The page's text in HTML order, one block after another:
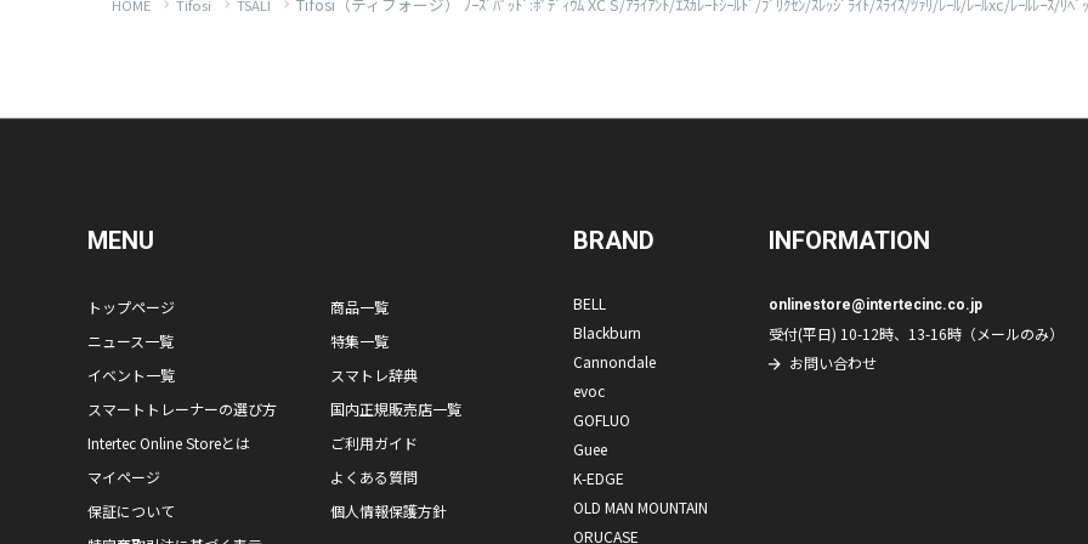
HOME Tifosi TSALI
MENU
トップページ
商品一覧
ニュース一覧
特集一覧
イベント一覧
スマトレ辞典
スマートトレーナーの選び方
国内正規販売店一覧
Intertec Online Storeとは
ご利用ガイド
マイページ
よくある質問
保証について
個人情報保護方針
BRAND
BELL
Blackburn
Cannondale
evoc
GOFLUO
Guee
K-EDGE
OLD MAN MOUNTAIN
ORUCASE
INFORMATION
onlinestore@intertecinc.co.jp
受付(平日) 10-12時、13-16時（メールのみ）
お問い合わせ